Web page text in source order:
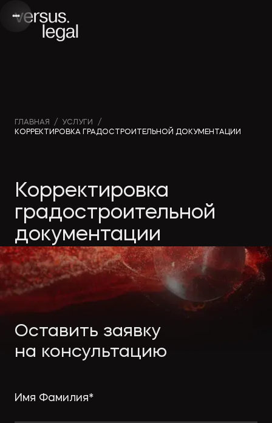
Интеллектуальная
Архитектура
и проектирование
Банкротство
Экологическое
право
Вебинары и
Новости
компании
Публикации
в СМИ
Полезные
Статьи
ГЛАВНАЯ / УСЛУГИ
/
КОРРЕКТИРОВКА ГРАДОСТРОИТЕЛЬНОЙ ДОКУМЕНТАЦИИ
Корректировка
градостроительной
документации
Оставить заявку
на консультацию